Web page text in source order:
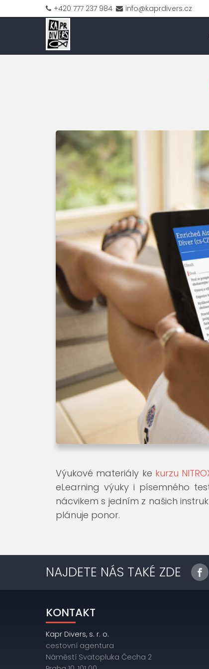
+420 777 237 984 info@kaprdivers.cz
Výukové materiály ke kurzu
eLearning výuky i písemného
nácvikem s jedním z našich
plánuje ponor.
NAJDETE NÁS TAKÉ ZDE
KONTAKT
Kapr Divers, s. r. o.
cestovní agentura
Náměstí Svatopluka Čecha 2